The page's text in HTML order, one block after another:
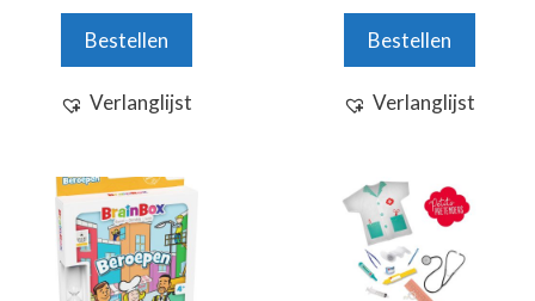
5
Bestellen
Verlanglijst
5Bestellen
Verlanglijst